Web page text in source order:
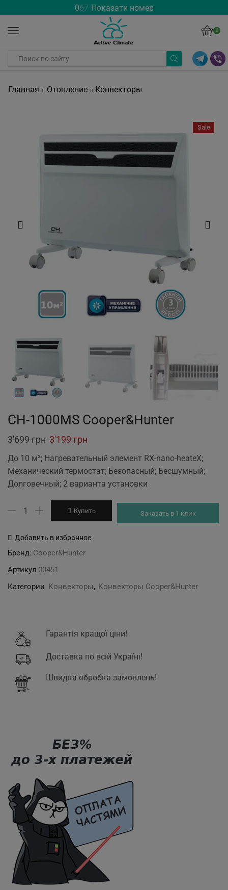
067 Показати номер
0
Главная Отопление Конвекторы
Sale
CH-1000MS Cooper&Hunter
3'699грн Original
price
was:
3'699 грн.
3'199 грн
price
is:
3'199 грн.
До 10 м²; Нагревательный элемент RX-nano-heateX;
Механический термостат; Безопасный; Бесшумный;
Долговечный; 2 варианта установки
Количество
CH-
Cooper&Hunter
Купить Заказать в 1 клик
Добавить в избранное
Бренд: Cooper&Hunter
Артикул 00451
Категории Конвекторы, Конвекторы Cooper&Hunter
Гарантія кращої ціни!
Доставка по всій Україні!
Швидка обробка замовлень!